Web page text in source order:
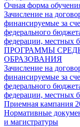
Очная форма
Зачисление на
финансируемые за
федерального
федерации, местных
ПРОГРАММЫ
ОБРАЗОВАНИЯ
Зачисление на
финансируемые за
федерального
федерации, местных
Приемная кампания
Нормативные
и магистратуры